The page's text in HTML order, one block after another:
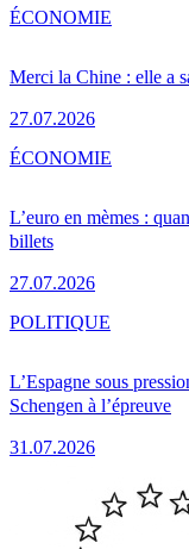
Merci la Chine : elle a
27.07.2026
ÉCONOMIE
L’euro en mèmes :
billets
27.07.2026
ÉCONOMIE
L’Espagne sous
Schengen à l’épreuve
31.07.2026
POLITIQUE